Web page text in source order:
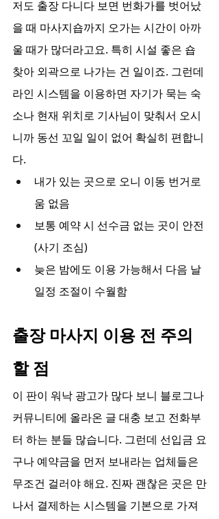
저도 출장 다니다 보면 번화가를 벗어났
을 때 마사지숍까지 오가는 시간이 아까
울 때가 많더라고요. 특히 시설 좋은 숍
찾아 외곽으로 나가는 건 일이죠. 그런데
라인 시스템을 이용하면 자기가 묵는 숙
소나 현재 위치로 기사님이 맞춰서 오시
니까 동선 꼬일 일이 없어 확실히 편합니
다.
내가 있는 곳으로 오니 이동 번거로
움 없음
보통 예약 시 선수금 없는 곳이 안전
(사기 조심)
늦은 밤에도 이용 가능해서 다음 날
일정 조절이 수월함
출장 마사지 이용 전 주의
할 점
이 판이 워낙 광고가 많다 보니 블로그나
커뮤니티에 올라온 글 대충 보고 전화부
터 하는 분들 많습니다. 그런데 선입금 요
구나 예약금을 먼저 보내라는 업체들은
무조건 걸러야 해요. 진짜 괜찮은 곳은 만
나서 결제하는 시스템을 기본으로 가져